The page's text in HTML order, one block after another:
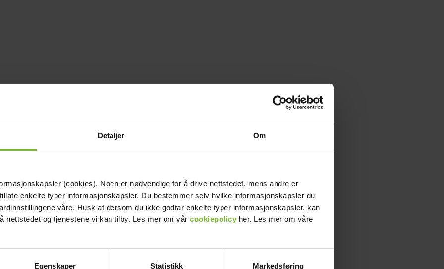
Detaljer Om
(cookies). Noen er nødvendige for å drive nettstedet, mens andre er
enkelte typer informasjonskapsler. Du bestemmer selv hvilke informasjonskapsler du
våre. Husk at dersom du ikke godtar enkelte typer informasjonskapsler, kan
nettstedet og tjenestene vi kan tilby. Les mer om vår cookiepolicy her. Les mer om våre
Egenskaper Statistikk Markedsføring